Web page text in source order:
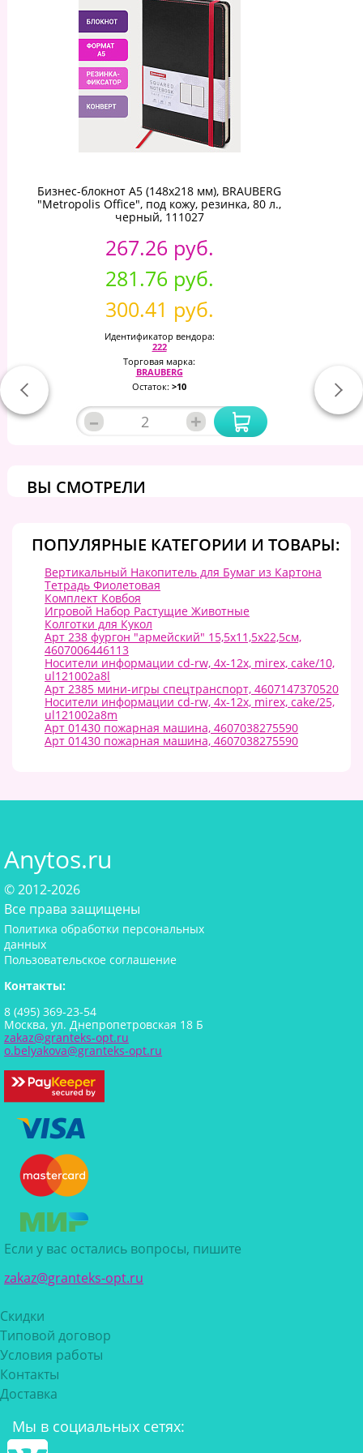
Бизнес-блокнот А5 (148x218 мм), BRAUBERG
"Metropolis Office", под кожу, резинка, 80 л.,
черный, 111027
267.26 руб.
281.76 руб.
300.41 руб.
Идентификатор вендора:
222
Торговая марка:
BRAUBERG
Остаток: >10
– +
ВЫ СМОТРЕЛИ
ПОПУЛЯРНЫЕ КАТЕГОРИИ И ТОВАРЫ:
Вертикальный Накопитель для Бумаг из Картона
Тетрадь Фиолетовая
Комплект Ковбоя
Игровой Набор Растущие Животные
Колготки для Кукол
Арт 238 фургон "армейский" 15,5х11,5х22,5см,
4607006446113
Носители информации cd-rw, 4x-12x, mirex, cake/10,
ul121002a8l
Арт 2385 мини-игры спецтранспорт, 4607147370520
Носители информации cd-rw, 4x-12x, mirex, cake/25,
ul121002a8m
Арт 01430 пожарная машина, 4607038275590
Арт 01430 пожарная машина, 4607038275590
Anytos.ru
© 2012-2026
Все права защищены
Политика обработки персональных
данных
Пользовательское соглашение
Контакты:
8 (495) 369-23-54
Москва, ул. Днепропетровская 18 Б
zakaz@granteks-opt.ru
o.belyakova@granteks-opt.ru
Если у вас остались вопросы, пишите
zakaz@granteks-opt.ru
Скидки
Типовой договор
Условия работы
Контакты
Доставка
Мы в социальных сетях: